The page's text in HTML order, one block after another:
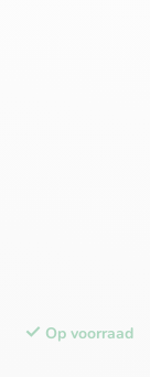
Op voorraad